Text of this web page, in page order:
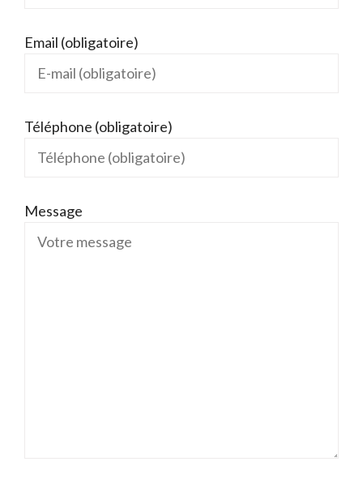
Email (obligatoire)
Téléphone (obligatoire)
Message